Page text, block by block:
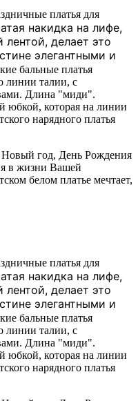
платья для
накидка на лифе,
делает это
элегантными и
бальные платья
линии талии, с
Длина "миди".
юбкой, которая на линии
нарядного платья
Новый год, День Рождения
в жизни Вашей
белом платье мечтает,
платья для
накидка на лифе,
делает это
элегантными и
бальные платья
линии талии, с
Длина "миди".
юбкой, которая на линии
нарядного платья